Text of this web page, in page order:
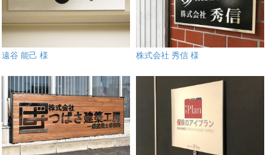
遠谷 能己 様 株式会社 秀信 様